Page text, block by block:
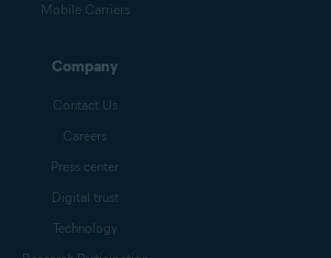
Mobile Carriers
Company
Contact Us
Careers
Press center
Digital trust
Technology